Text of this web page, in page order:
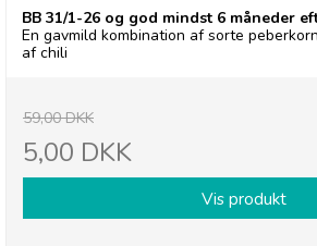
BB 31/1-26 og god mindst 6 måneder
En gavmild kombination af sorte
af chili
59,00 DKK
5,00 DKK
Vis produkt